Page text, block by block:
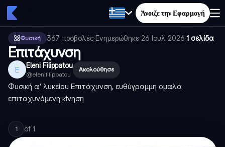
Άνοιξε την Εφαρμογή
Φυσική 367 προβολές·Ενημερώθηκε 26 Ιουλ 2026·1 σελίδα
Επιτάχυνση
E Eleni Filippatou
@elenifilippatou
Ακολούθησε
Φυσική α’ λυκείου Επιτάχυνση, ευθύγραμμη ομαλά
επιταχυνόμενη κίνηση
1 of 1